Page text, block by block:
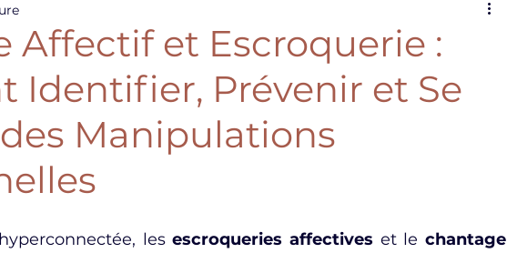
Affectif et Escroquerie :
Identifier, Prévenir et Se
Manipulations
les escroqueries affectives et le chantage